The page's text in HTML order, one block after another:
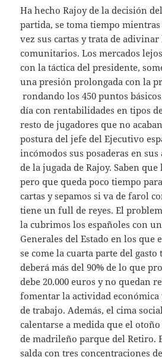
Ha hecho Rajoy de la decisión
partida, se toma tiempo
vez sus cartas y trata de adivinar
comunitarios. Los mercados
con la táctica del presidente,
una presión prolongada con la
rondando los 450 puntos
día con rentabilidades en tipos
resto de jugadores que no
postura del jefe del Ejecutivo
incómodos sus posaderas en sus
de la jugada de Rajoy. Saben
pero que queda poco tiempo
cartas y sepamos si va de farol
tiene un full de reyes. El
la cubrimos los españoles con
Generales del Estado en los que
se come la cuarta parte del gasto
deberá más del 90% de lo que
debe 20.000 euros y no quedan
fomentar la actividad económica
de trabajo. Además, el cima
calentarse a medida que el
de madrileño parque del Retiro.
salda con tres concentraciones